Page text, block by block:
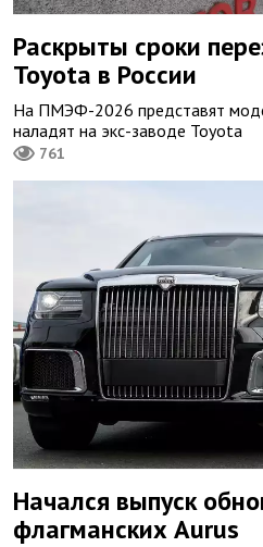
Раскрыты сроки
Toyota в России
На ПМЭФ-2026 представят
наладят на экс-заводе Toyota
761
Начался выпуск
флагманских Aurus